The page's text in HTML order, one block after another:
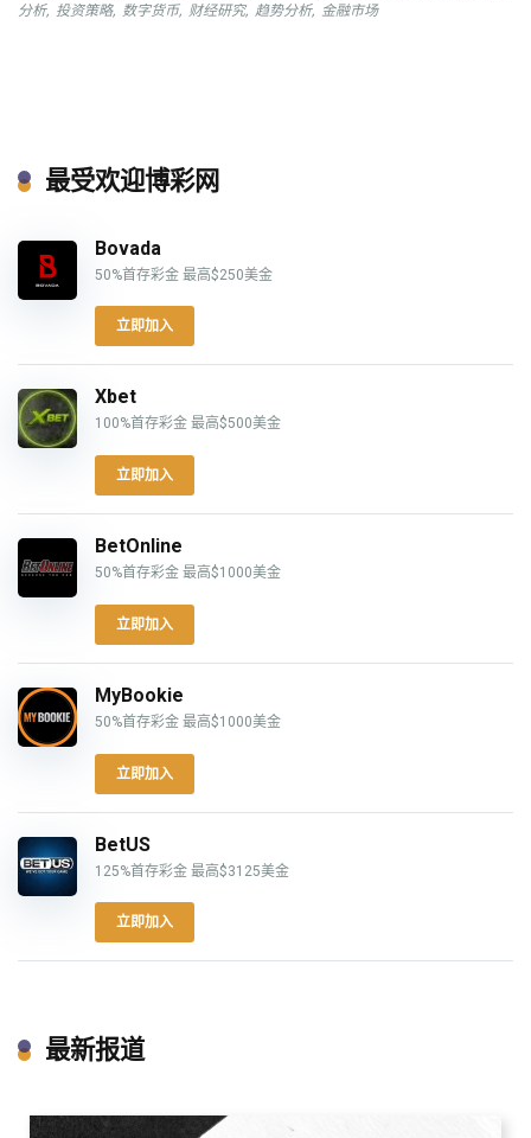
分析, 投资策略, 数字货币, 财经研究, 趋势分析, 金融市场
最受欢迎博彩网
Bovada
50%首存彩金 最高$250美金
立即加入
Xbet
100%首存彩金 最高$500美金
立即加入
BetOnline
50%首存彩金 最高$1000美金
立即加入
MyBookie
50%首存彩金 最高$1000美金
立即加入
BetUS
125%首存彩金 最高$3125美金
立即加入
最新报道